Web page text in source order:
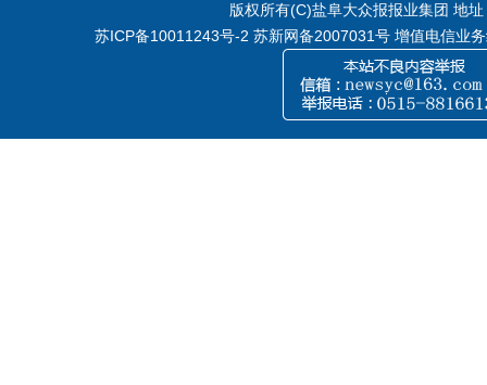
版权所有(C)盐阜大众报报业集团 地
苏ICP备10011243号-2 苏新网备2007031号 增值电信业